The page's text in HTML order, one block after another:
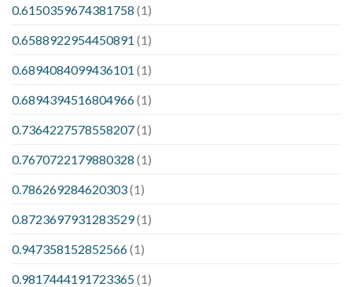
0.6150359674381758 (1)
0.6588922954450891 (1)
0.6894084099436101 (1)
0.6894394516804966(1)
0.7364227578558207(1)
0.7670722179880328 (1)
0.786269284620303(1)
0.8723697931283529(1)
0.947358152852566(1)
0.9817444191723365(1)